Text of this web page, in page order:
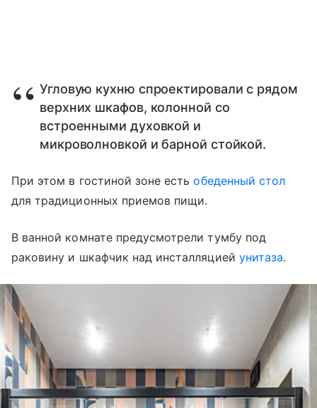
Угловую кухню спроектировали с рядом
верхних шкафов, колонной со
встроенными духовкой и
микроволновкой и барной стойкой.
При этом в гостиной зоне естьобеденный стол
для традиционных приемов пищи.
В ванной комнате предусмотрели тумбу под
раковину и шкафчик над инсталляцией унитаза.